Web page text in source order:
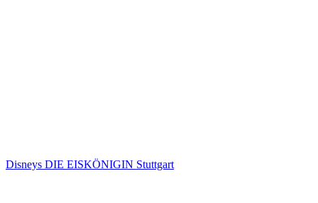
Disneys DIE EISKÖNIGIN Stuttgart